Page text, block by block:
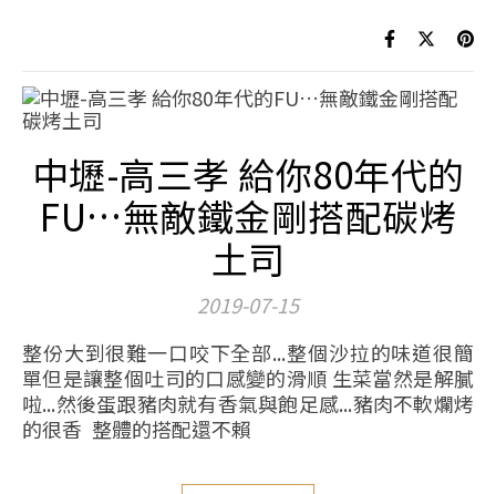
中壢-高三孝 給你80年代的
FU…無敵鐵金剛搭配碳烤
土司
2019-07-15
整份大到很難一口咬下全部...整個沙拉的味道很簡
單但是讓整個吐司的口感變的滑順 生菜當然是解膩
啦...然後蛋跟豬肉就有香氣與飽足感...豬肉不軟爛烤
的很香 整體的搭配還不賴